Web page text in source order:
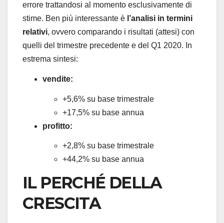
errore trattandosi al momento esclusivamente di
stime. Ben più interessante è l’analisi in termini
relativi, ovvero comparando i risultati (attesi) con
quelli del trimestre precedente e del Q1 2020. In
estrema sintesi:
vendite:
+5,6% su base trimestrale
+17,5% su base annua
profitto:
+2,8% su base trimestrale
+44,2% su base annua
IL PERCHÉ DELLA
CRESCITA